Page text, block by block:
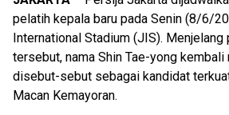
pelatih kepala baru pada Senin (8/6/
International Stadium (JIS). Menjelang
tersebut, nama Shin Tae-yong kembali
disebut-sebut sebagai kandidat
Macan Kemayoran.